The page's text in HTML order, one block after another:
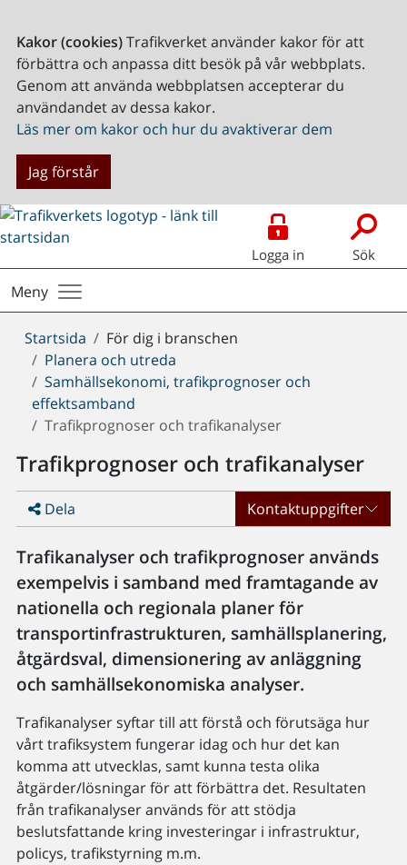
Kakor (cookies)Trafikverket använder kakor för att
förbättra och anpassa ditt besök på vår webbplats.
Genom att använda webbplatsen accepterar du
användandet av dessa kakor.
Läs mer om kakor och hur du avaktiverar dem
Jag förstår
Logga in Sök
Meny
Du
är
här:
Startsida
För dig i branschen
Planera och utreda
Samhällsekonomi, trafikprognoser och
effektsamband
Trafikprognoser och trafikanalyser
Trafikprognoser och trafikanalyser
Dela Kontaktuppgifter
Trafikanalyser och trafikprognoser används
exempelvis i samband med framtagande av
nationella och regionala planer för
transportinfrastrukturen, samhällsplanering,
åtgärdsval, dimensionering av anläggning
och samhällsekonomiska analyser.
Trafikanalyser syftar till att förstå och förutsäga hur
vårt trafiksystem fungerar idag och hur det kan
komma att utvecklas, samt kunna testa olika
åtgärder/lösningar för att förbättra det. Resultaten
från trafikanalyser används för att stödja
beslutsfattande kring investeringar i infrastruktur,
policys, trafikstyrning m.m.